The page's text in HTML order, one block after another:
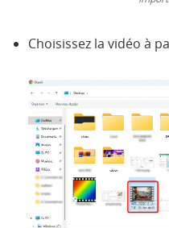
Choisissez la vidéo à